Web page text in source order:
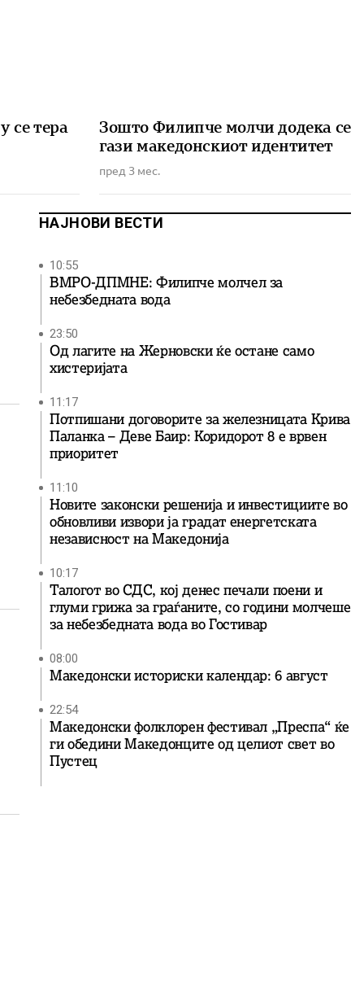
се тера
Зошто Филипче молчи додека се
гази македонскиот идентитет
пред 3 мес.
НАЈНОВИ ВЕСТИ
10:55
ВМРО-ДПМНЕ: Филипче молчел за
небезбедната вода
23:50
Од лагите на Жерновски ќе остане само
хистеријата
11:17
Потпишани договорите за железницата Крива
Паланка – Деве Баир: Коридорот 8 е врвен
приоритет
11:10
Новите законски решенија и инвестициите во
обновливи извори ја градат енергетската
независност на Македонија
10:17
Талогот во СДС, кој денес печали поени и
глуми грижа за граѓаните, со години молчеше
за небезбедната вода во Гостивар
08:00
Македонски историски календар: 6 август
22:54
Македонски фолклорен фестивал „Преспа“ ќе
ги обедини Македонците од целиот свет во
Пустец